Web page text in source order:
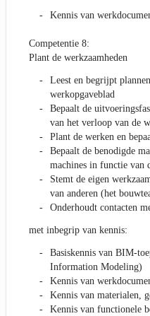
Kennis van
Competentie 8:
Plant de werkzaamheden
Leest en begrijpt
werkopgaveblad
Bepaalt de
van het verloop van de
Plant de werken en
Bepaalt de benodigde
machines in functie van
Stemt de eigen
van anderen (het
Onderhoudt contacten
met inbegrip van kennis:
Basiskennis van BIM-
Information Modeling)
Kennis van
Kennis van materialen,
Kennis van functionele